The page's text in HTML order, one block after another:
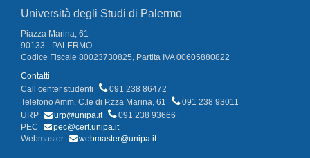
Università degli Studi di Palermo
Piazza Marina, 61
90133 - PALERMO
Codice Fiscale 80023730825, Partita IVA 00605880822
Contatti
Call center studenti
091 238 86472
Telefono Amm. C.le di P.zza Marina, 61
091 238 93011
URP
urp@unipa.it
091 238 93666
PEC
pec@cert.unipa.it
Webmaster
webmaster@unipa.it